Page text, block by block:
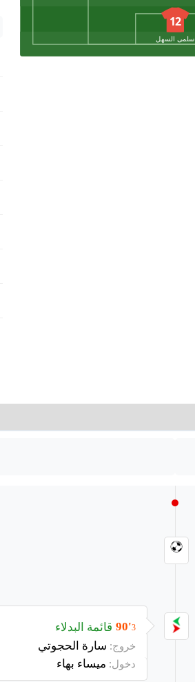
12
سلمى السهل
90'3 قائمة البدلاء
خروج: سارة الحجوتي
دخول: ميساء بهاء